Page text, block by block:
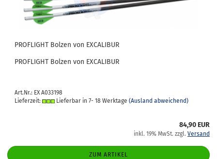
PRO­F­LIGHT Bol­zen von EX­CA­LI­BUR
PRO­F­LIGHT Bol­zen von EX­CA­LI­BUR
Art.Nr.: EX A033198
Lieferzeit:
Lieferbar in 7- 18 Werktage (Ausland abweichend)
84,90 EUR
inkl. 19% MwSt. zzgl. Versand
ZUM ARTIKEL